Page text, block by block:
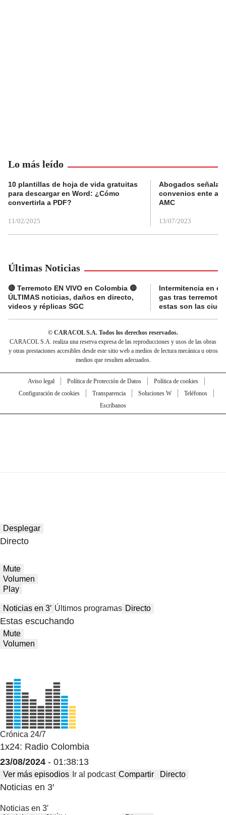
Lo más leído
10 plantillas de hoja de vida gratuitas
para descargar en Word: ¿Cómo
convertirla a PDF?
11/02/2025
Abogados
convenios ente
AMC
13/07/2023
Últimas Noticias
🔴 Terremoto EN VIVO en Colombia 🔴
ÚLTIMAS noticias, daños en directo,
videos y réplicas SGC
Intermitencia en el
gas tras terremoto
estas son las
© CARACOL S.A. Todos los derechos reservados.
CARACOL S.A. realiza una reserva expresa de las reproducciones y usos de las obras
y otras prestaciones accesibles desde este sitio web a medios de lectura mecánica u otros
medios que resulten adecuados.
Aviso legal Política de Protección de Datos
Política de cookies
Configuración de cookies
Transparencia Soluciones W
Teléfonos
Escríbanos
Desplegar
Directo
Mute
Volumen
Play
Noticias en 3′ Últimos programas Directo
Estas escuchando
Mute
Volumen
Crónica 24/7
1x24: Radio Colombia
23/08/2024 - 01:38:13
Ver más episodios Ir al podcast Compartir Directo
Noticias en 3′
Noticias en 3′